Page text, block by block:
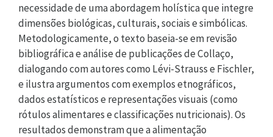
necessidade de uma abordagem holística que integre
dimensões biológicas, culturais, sociais e simbólicas.
Metodologicamente, o texto baseia-se em revisão
bibliográfica e análise de publicações de Collaço,
dialogando com autores como Lévi-Strauss e Fischler,
e ilustra argumentos com exemplos etnográficos,
dados estatísticos e representações visuais (como
rótulos alimentares e classificações nutricionais). Os
resultados demonstram que a alimentação